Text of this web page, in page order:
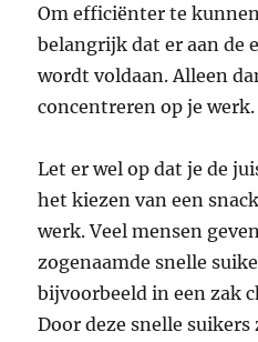
Om efficiënter te
belangrijk dat er aan de
wordt voldaan. Alleen
concentreren op je werk.
Let er wel op dat je de
het kiezen van een
werk. Veel mensen
zogenaamde snelle
bijvoorbeeld in een zak
Door deze snelle suikers